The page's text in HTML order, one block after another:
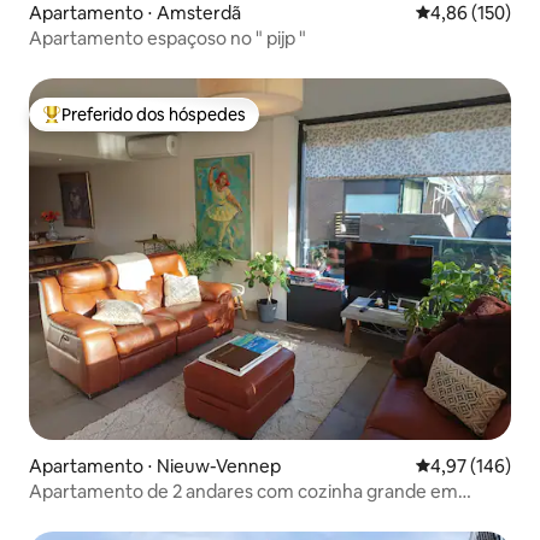
Apartamento ⋅ Amsterdã 4,86 de uma
4,86 (150)
Apartamento espaçoso no " pijp "
Entre os melhores preferidos dos hóspedes
Preferido dos hóspedes
Apartamento ⋅ Nieuw-Vennep 4,97 de uma
4,97 (146)
Apartamento de 2 andares com cozinha grande em